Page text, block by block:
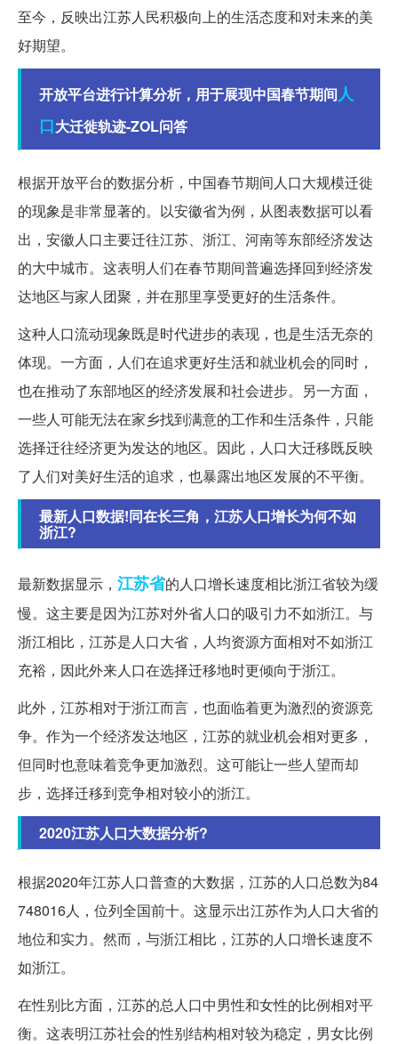
至今，反映出江苏人民积极向上的生活态度和对未来的美
好期望。
开放平台进行计算分析，用于展现中国春节期间人
口大迁徙轨迹-ZOL问答
根据开放平台的数据分析，中国春节期间人口大规模迁徙
的现象是非常显著的。以安徽省为例，从图表数据可以看
出，安徽人口主要迁往江苏、浙江、河南等东部经济发达
的大中城市。这表明人们在春节期间普遍选择回到经济发
达地区与家人团聚，并在那里享受更好的生活条件。
这种人口流动现象既是时代进步的表现，也是生活无奈的
体现。一方面，人们在追求更好生活和就业机会的同时，
也在推动了东部地区的经济发展和社会进步。另一方面，
一些人可能无法在家乡找到满意的工作和生活条件，只能
选择迁往经济更为发达的地区。因此，人口大迁移既反映
了人们对美好生活的追求，也暴露出地区发展的不平衡。
最新人口数据!同在长三角，江苏人口增长为何不如
浙江?
最新数据显示， 江苏省的人口增长速度相比浙江省较为缓
慢。这主要是因为江苏对外省人口的吸引力不如浙江。与
浙江相比，江苏是人口大省，人均资源方面相对不如浙江
充裕，因此外来人口在选择迁移地时更倾向于浙江。
此外，江苏相对于浙江而言，也面临着更为激烈的资源竞
争。作为一个经济发达地区，江苏的就业机会相对更多，
但同时也意味着竞争更加激烈。这可能让一些人望而却
步，选择迁移到竞争相对较小的浙江。
2020江苏人口大数据分析?
根据2020年江苏人口普查的大数据，江苏的人口总数为84
748016人，位列全国前十。这显示出江苏作为人口大省的
地位和实力。然而，与浙江相比，江苏的人口增长速度不
如浙江。
在性别比方面，江苏的总人口中男性和女性的比例相对平
衡。这表明江苏社会的性别结构相对较为稳定，男女比例